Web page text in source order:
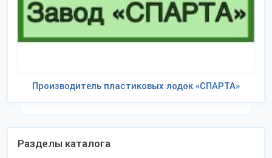
Производитель пластиковых лодок «СПАРТА»
Разделы каталога